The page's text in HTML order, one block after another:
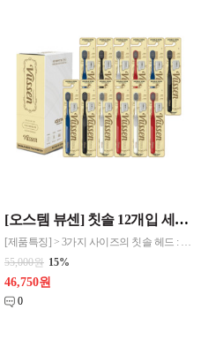
[오스템 뷰센] 칫솔 12개입 세트 (3종 선택) > 더블와이드 칫솔 12개입 > 울트라 칫솔 12개입 > 라이트 칫솔 12개입
[제품특징] > 3가지 사이즈의 칫솔 헤드 : 라이트, 더블와이드, 울트라 > 소프트 & 하드 2종 칫솔모 : 안쪽의 단단한 모, 바깥쪽의 부드러운 미세모로 치아와 잇몸 종합 케어 > 세정력을 높이는 칫솔 단차 : 상층모와 하층모로 나뉘어 구석구석 꼼꼼한 세정 > 치아 표면은 물론, 치간, 치주포켓까지 케어하는 칫솔 > 칫솔 보호캡 포함으로 위생과
55,000원 15%
46,750원
0